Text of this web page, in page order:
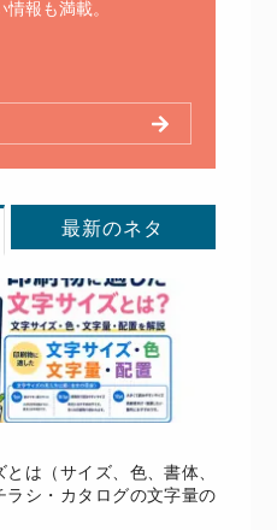
報も満載。
最新のネタ
は（サイズ、色、書体、
シ・カタログの文字量の